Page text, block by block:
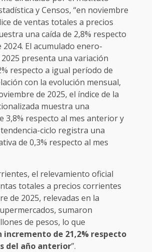
y Censos, “en noviembre
de ventas totales a precios
una caída de 2,8% respecto
2024. El acumulado enero-
presenta una variación
respecto a igual período de
con la evolución mensual,
de 2025, el índice de la
muestra una
3,8% respecto al mes anterior y
ciclo registra una
de 0,3% respecto al mes
el relevamiento oficial
totales a precios corrientes
de 2025, relevadas en la
sumaron
de pesos, lo que
incremento de 21,2% respecto
del año anterior”.